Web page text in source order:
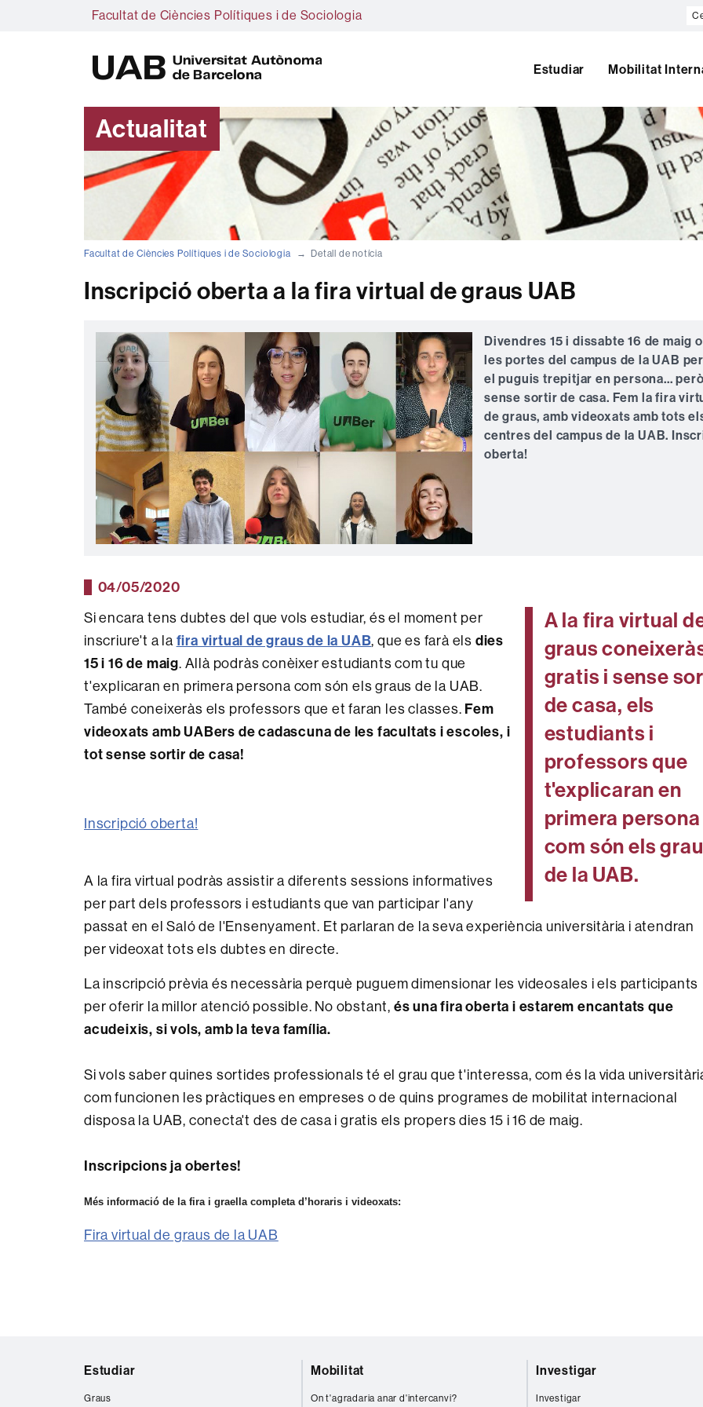
Facultat de Ciències Polítiques i de Sociologia
B
Estudiar Mobilitat
Actualitat
Facultat de Ciències Polítiques i de Sociologia Detall de notícia
Inscripció oberta a la fira virtual de graus UAB
Divendres 15 i dissabte 16 de maig
les portes del campus de la UAB
el puguis trepitjar en persona...
sense sortir de casa. Fem la fira
de graus, amb videoxats amb tots
centres del campus de la UAB.
oberta!
04/05/2020
A la fira virtual
graus
gratis i sense
de casa, els
estudiants i
professors que
t'explicaran en
primera persona
com són els
de la UAB.
Si encara tens dubtes del que vols estudiar, és el moment per
inscriure't a la fira virtual de graus de la UAB, que es farà els dies
15 i 16 de maig. Allà podràs conèixer estudiants com tu que
t'explicaran en primera persona com són els graus de la UAB.
També coneixeràs els professors que et faran les classes. Fem
videoxats amb UABers de cadascuna de les facultats i escoles, i
tot sense sortir de casa!
Inscripció oberta!
A la fira virtual podràs assistir a diferents sessions informatives
per part dels professors i estudiants que van participar l'any
passat en el Saló de l'Ensenyament. Et parlaran de la seva experiència universitària i atendran
per videoxat tots els dubtes en directe.
La inscripció prèvia és necessària perquè puguem dimensionar les videosales i els participants
per oferir la millor atenció possible. No obstant, és una fira oberta i estarem encantats que
acudeixis, si vols, amb la teva família.
Si vols saber quines sortides professionals té el grau que t'interessa, com és la vida
com funcionen les pràctiques en empreses o de quins programes de mobilitat internacional
disposa la UAB, conecta't des de casa i gratis els propers dies 15 i 16 de maig.
Inscripcions ja obertes!
Més informació de la fira i graella completa d’horaris i videoxats:
Fira virtual de graus de la UAB
Estudiar
Graus
Mobilitat
On t'agradaria anar d'intercanvi?
Investigar
Investigar